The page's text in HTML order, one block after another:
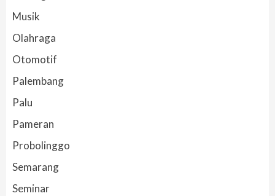
Musik
Olahraga
Otomotif
Palembang
Palu
Pameran
Probolinggo
Semarang
Seminar